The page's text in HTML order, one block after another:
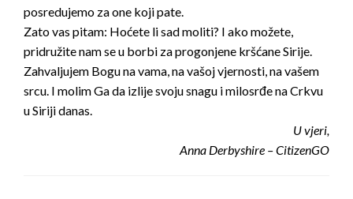
posredujemo za one koji pate.
Zato vas pitam: Hoćete li sad moliti? I ako možete,
pridružite nam se u borbi za progonjene kršćane Sirije.
Zahvaljujem Bogu na vama, na vašoj vjernosti, na vašem
srcu. I molim Ga da izlije svoju snagu i milosrđe na Crkvu
u Siriji danas.
U vjeri,
Anna Derbyshire – CitizenGO